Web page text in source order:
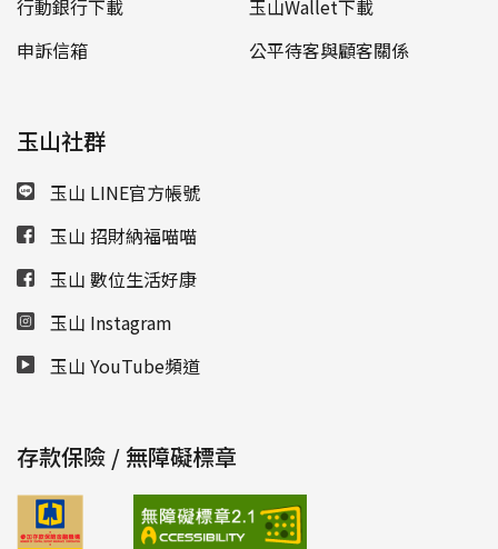
行動銀行下載
玉山Wallet下載
申訴信箱
公平待客與顧客關係
玉山社群
玉山 LINE官方帳號
玉山 招財納福喵喵
玉山 數位生活好康
玉山 Instagram
玉山 YouTube頻道
存款保險 / 無障礙標章